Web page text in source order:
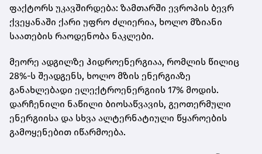
ფაქტორს უკავშირდება: ზამთარში ევროპის ბევრ
ქვეყანაში ქარი უფრო ძლიერია, ხოლო მზიანი
საათების რაოდენობა ნაკლები.
მეორე ადგილზე ჰიდროენერგიაა, რომლის წილიც
28%-ს შეადგენს, ხოლო მზის ენერგიაზე
განახლებადი ელექტროენერგიის 17% მოდის.
დარჩენილი ნაწილი ბიოსაწვავის, გეოთერმული
ენერგიისა და სხვა ალტერნატიული წყაროების
გამოყენებით იწარმოება.